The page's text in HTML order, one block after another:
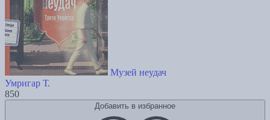
Музей неудач
Умригар Т.
850
Добавить в избранное